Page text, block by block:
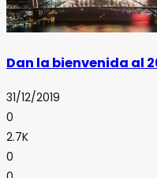
Dan la bienvenida al
31/12/2019
0
2.7K
0